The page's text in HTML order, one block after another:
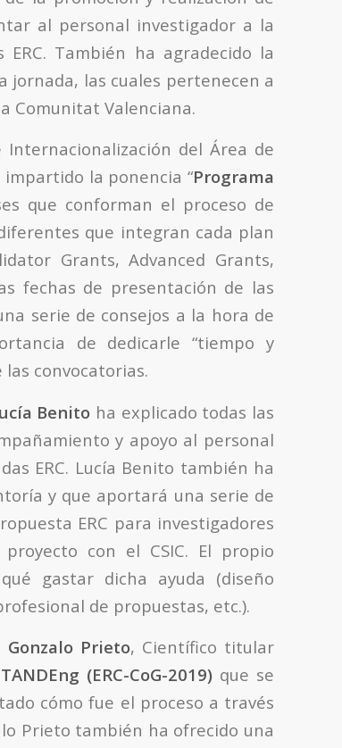
al personal investigador a la
También ha agradecido la
jornada, las cuales pertenecen a
Comunitat Valenciana.
Internacionalización del Área de
impartido la ponencia “Programa
que conforman el proceso de
que integran cada plan
Grants, Advanced Grants,
fechas de presentación de las
serie de consejos a la hora de
de dedicarle “tiempo y
las convocatorias.
Benito ha explicado todas las
y apoyo al personal
ERC. Lucía Benito también ha
y que aportará una serie de
ERC para investigadores
con el CSIC. El propio
gastar dicha ayuda (diseño
de propuestas, etc.).
Gonzalo Prieto, Científico titular
(ERC-CoG-2019) que se
cómo fue el proceso a través
Prieto también ha ofrecido una